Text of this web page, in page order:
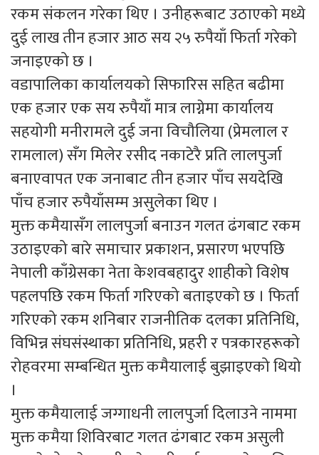
रकम संकलन गरेका थिए । उनीहरूबाट उठाएको मध्ये
दुई लाख तीन हजार आठ सय २५ रुपैयाँ फिर्ता गरेको
जनाइएको छ ।
वडापालिका कार्यालयको सिफारिस सहित बढीमा
एक हजार एक सय रुपैयाँ मात्र लाग्नेमा कार्यालय
सहयोगी मनीरामले दुई जना विचौलिया (प्रेमलाल र
रामलाल) सँग मिलेर रसीद नकाटेरै प्रति लालपुर्जा
बनाएवापत एक जनाबाट तीन हजार पाँच सयदेखि
पाँच हजार रुपैयाँसम्म असुलेका थिए ।
मुक्त कमैयासँग लालपुर्जा बनाउन गलत ढंगबाट रकम
उठाइएको बारे समाचार प्रकाशन, प्रसारण भएपछि
नेपाली काँग्रेसका नेता केशवबहादुर शाहीको विशेष
पहलपछि रकम फिर्ता गरिएको बताइएको छ । फिर्ता
गरिएको रकम शनिबार राजनीतिक दलका प्रतिनिधि,
विभिन्न संघसंस्थाका प्रतिनिधि, प्रहरी र पत्रकारहरूको
रोहवरमा सम्बन्धित मुक्त कमैयालाई बुझाइएको थियो
।
मुक्त कमैयालाई जग्गाधनी लालपुर्जा दिलाउने नाममा
मुक्त कमैया शिविरबाट गलत ढंगबाट रकम असुली